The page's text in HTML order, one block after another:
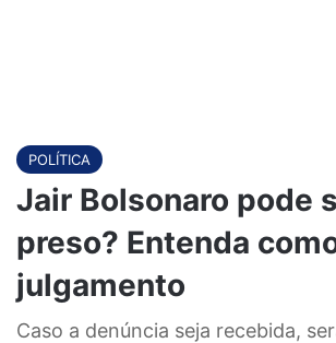
POLÍTICA
Jair Bolsonaro pode
preso? Entenda
julgamento
Caso a denúncia seja recebida,